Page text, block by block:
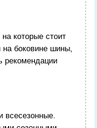
которые стоит
боковине шины,
рекомендации
всесезонные.